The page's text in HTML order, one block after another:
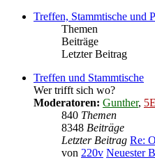
Treffen, Stammtische und
Themen
Beiträge
Letzter Beitrag
Treffen und Stammtische
Wer trifft sich wo?
Moderatoren: Gunther,
840 Themen
8348 Beiträge
Letzter Beitrag Re:
von 220v Neuester